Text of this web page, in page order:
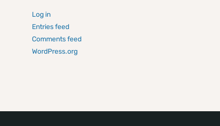
Log in
Entries feed
Comments feed
WordPress.org